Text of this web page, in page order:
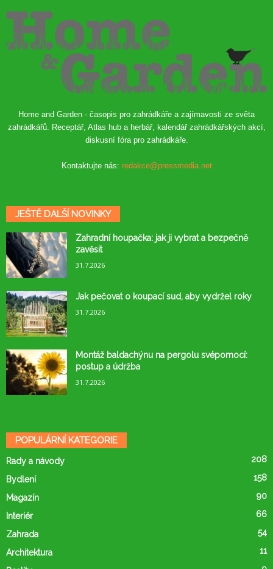
Home and Garden - časopis pro zahrádkáře a zajímavosti ze světa
zahrádkářů. Receptář, Atlas hub a herbář, kalendář zahrádkářských akcí,
diskusní fóra pro zahrádkáře.
Kontaktujte nás: redakce@pressmedia.net
JEŠTĚ DALŠÍ NOVINKY
Zahradní houpačka: jak ji vybrat a bezpečně
zavěsit
31.7.2026
Jak pečovat o koupací sud, aby vydržel roky
31.7.2026
Montáž baldachýnu na pergolu svépomocí:
postup a údržba
31.7.2026
POPULÁRNÍ KATEGORIE
Rady a návody 208
Bydlení 158
Magazín 90
Interiér 66
Zahrada 54
Architektura 11